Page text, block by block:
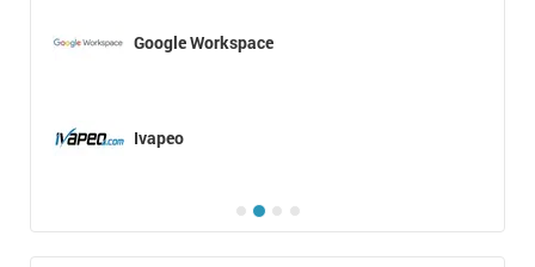
Google Workspace
Ivapeo